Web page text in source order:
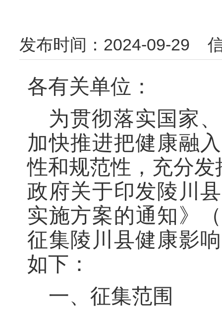
发布时间： 2024-09-29 信
各有关单位：
为贯彻落实国家
加快推进把健康融
性和规范性，充分发
政府关于印发陵川
实施方案的通知》（
征集陵川县健康影
如下：
一、征集范围